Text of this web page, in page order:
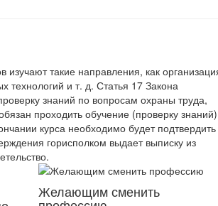
такие направления, как
технологий и т. д. Статья 17 Закона
знаний по вопросам охраны труда,
проходить обучение (проверку знаний)
курса необходимо будет подтвердить
горисполком выдает выписку из
Желающим сменить